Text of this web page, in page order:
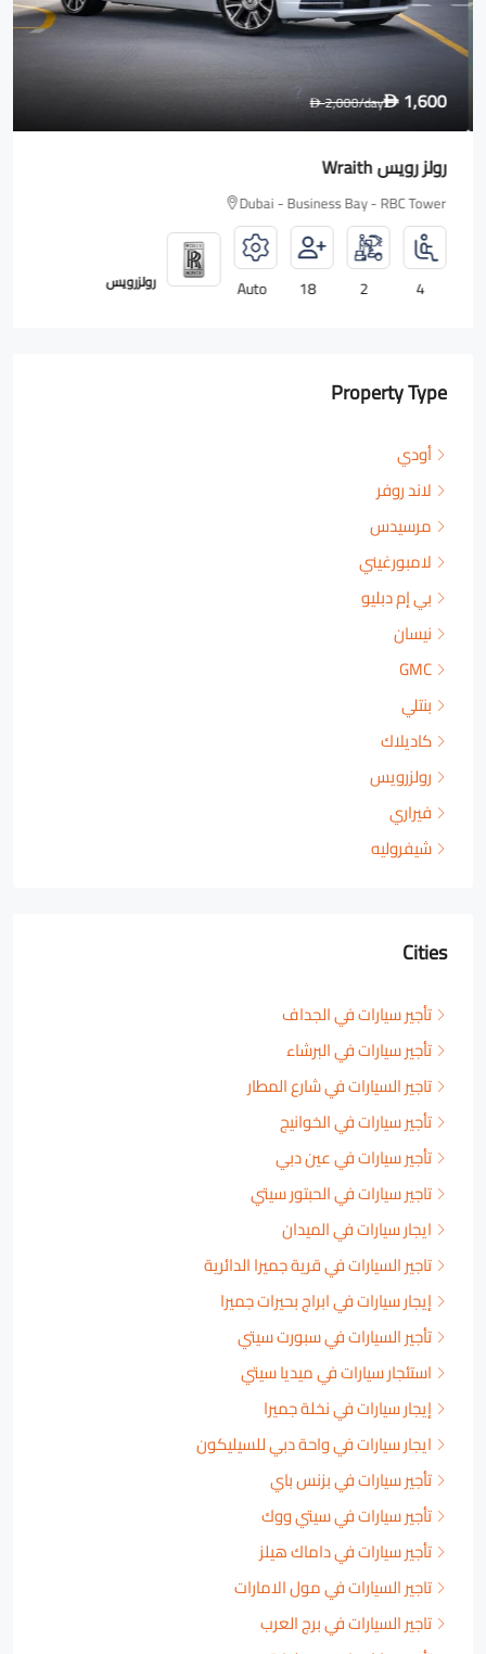
D1,600
D2,000/day
رولز رويس Wraith
Dubai - Business Bay - RBC Tower
4
2
18
Auto رولزرويس
Property Type
أودي
لاند روفر
مرسيدس
لامبورغيني
بي إم دبليو
نيسان
GMC
بنتلي
كاديلاك
رولزرويس
فيراري
شيفروليه
Cities
تأجير سيارات في الجداف
تأجير سيارات في البرشاء
تاجير السيارات في شارع المطار
تأجير سيارات في الخوانيج
تأجير سيارات في عين دبي
تاجير سيارات في الحبتور سيتي
ايجار سيارات في الميدان
تاجير السيارات في قرية جميرا الدائرية
إيجار سيارات في ابراج بحيرات جميرا
تأجير السيارات في سبورت سيتي
استئجار سيارات في ميديا سيتي
إيجار سيارات في نخلة جميرا
ايجار سيارات في واحة دبي للسيليكون
تأجير سيارات في بزنس باي
تأجير سيارات في سيتي ووك
تأجير سيارات في داماك هيلز
تاجير السيارات في مول الامارات
تاجير السيارات في برج العرب